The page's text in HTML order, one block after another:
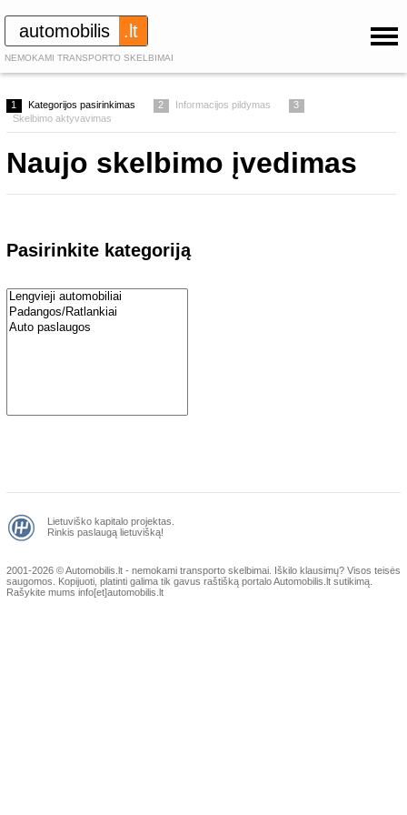
automobilis .lt
NEMOKAMI TRANSPORTO SKELBIMAI
1 Kategorijos pasirinkimas 2 Informacijos pildymas
3
Skelbimo aktyvavimas
Naujo skelbimo įvedimas
Pasirinkite kategoriją
Lietuviško kapitalo projektas.
Rinkis paslaugą lietuvišką!
2001-2026 © Automobilis.lt - nemokami transporto skelbimai. Iškilo klausimų? Visos teisės
saugomos. Kopijuoti, platinti galima tik gavus raštišką portalo Automobilis.lt sutikimą.
Rašykite mums info[et]automobilis.lt